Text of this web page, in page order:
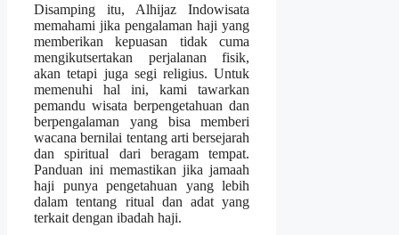
Disamping itu, Alhijaz Indowisata
memahami jika pengalaman haji yang
memberikan kepuasan tidak cuma
mengikutsertakan perjalanan fisik,
akan tetapi juga segi religius. Untuk
memenuhi hal ini, kami tawarkan
pemandu wisata berpengetahuan dan
berpengalaman yang bisa memberi
wacana bernilai tentang arti bersejarah
dan spiritual dari beragam tempat.
Panduan ini memastikan jika jamaah
haji punya pengetahuan yang lebih
dalam tentang ritual dan adat yang
terkait dengan ibadah haji.